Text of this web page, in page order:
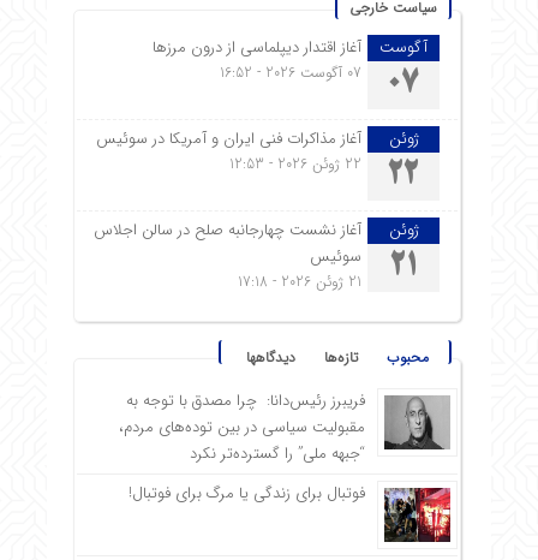
سیاست خارجی
آگوست
07
آغاز اقتدار دیپلماسی از درون مرزها
07 آگوست 2026 - 16:52
ژوئن
22
آغاز مذاکرات فنی ایران و آمریکا در سوئیس
22 ژوئن 2026 - 12:53
ژوئن
21
آغاز نشست چهارجانبه صلح در سالن اجلاس
سوئیس
21 ژوئن 2026 - 17:18
محبوب تازه‌ها دیدگاهها
فریبرز رئیس‌دانا: چرا مصدق با توجه به
مقبولیت سیاسی در بین توده‌های مردم،
“جبهه ملی” را گسترده‌تر نکرد
فوتبال برای زندگی یا مرگ برای فوتبال!